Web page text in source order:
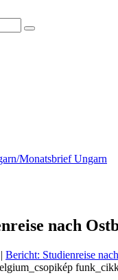
Monatsbrief Ungarn
nach
| Bericht: Studienreise